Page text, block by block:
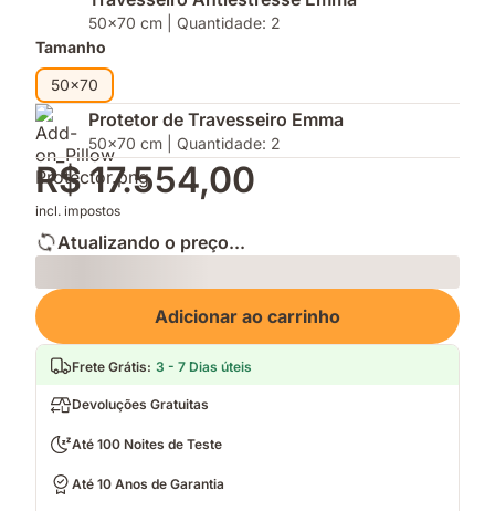
50x70 cm | Quantidade: 2
Tamanho
50x70
Protetor de Travesseiro Emma
50x70 cm | Quantidade: 2
R$ 17.554,00
incl. impostos
Atualizando o preço...
Loading
Adicionar ao carrinho
Frete Grátis: 3 - 7 Dias úteis
Devoluções Gratuitas
Até 100 Noites de Teste
Até 10 Anos de Garantia